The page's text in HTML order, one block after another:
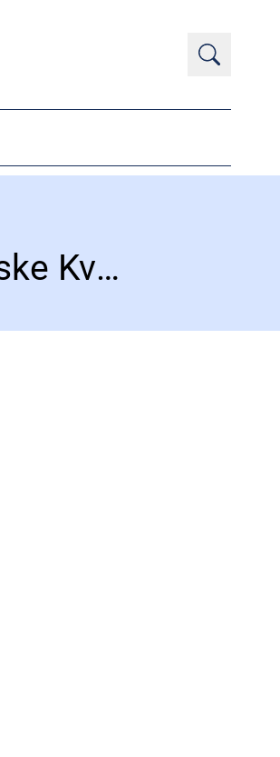
Genindførsel af tidligere anvendt metode i De Kliniske Kvalitetsdatabasers Afrapporteringsmodel (KKA)